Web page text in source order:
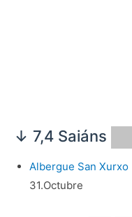
↓ 7,4 Saiáns
Albergue San Xurxo
31.Octubre